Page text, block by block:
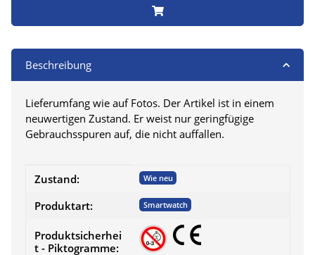
Beschreibung
Lieferumfang wie auf Fotos. Der Artikel ist in einem
neuwertigen Zustand. Er weist nur geringfügige
Gebrauchsspuren auf, die nicht auffallen.
Produkteigenschaft
Wert
Zustand: Wie neu
Produktart: Smartwatch
Produktsicherhei
t - Piktogramme: